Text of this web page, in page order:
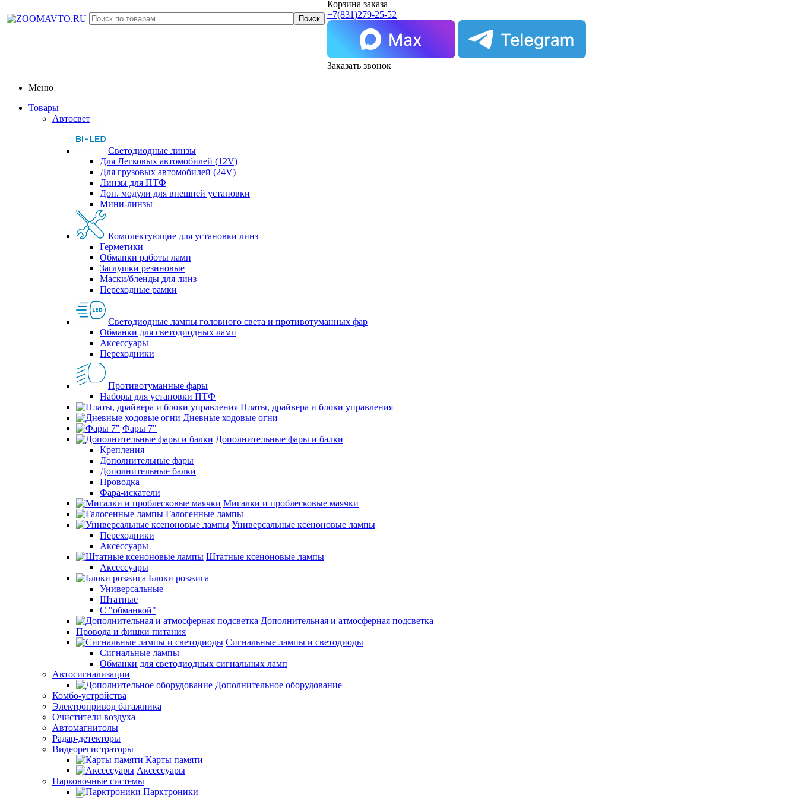
Корзина заказа
+7(831)279-25-52
Заказать звонок
Меню
Товары
Автосвет
Светодиодные линзы
Для Легковых автомобилей (12V)
Для грузовых автомобилей (24V)
Линзы для ПТФ
Доп. модули для внешней установки
Мини-линзы
Комплектующие для установки линз
Герметики
Обманки работы ламп
Заглушки резиновые
Маски/бленды для линз
Переходные рамки
Светодиодные лампы головного света и противотуманных фар
Обманки для светодиодных ламп
Аксессуары
Переходники
Противотуманные фары
Наборы для установки ПТФ
Платы, драйвера и блоки управления
Дневные ходовые огни
Фары 7"
Дополнительные фары и балки
Крепления
Дополнительные фары
Дополнительные балки
Проводка
Фара-искатели
Мигалки и проблесковые маячки
Галогенные лампы
Универсальные ксеноновые лампы
Переходники
Аксессуары
Штатные ксеноновые лампы
Аксессуары
Блоки розжига
Универсальные
Штатные
С "обманкой"
Дополнительная и атмосферная подсветка
Провода и фишки питания
Cигнальные лампы и светодиоды
Сигнальные лампы
Обманки для светодиодных сигнальных ламп
Автосигнализации
Дополнительное оборудование
Комбо-устройства
Электропривод багажника
Очистители воздуха
Автомагнитолы
Радар-детекторы
Видеорегистраторы
Карты памяти
Аксессуары
Парковочные системы
Парктроники